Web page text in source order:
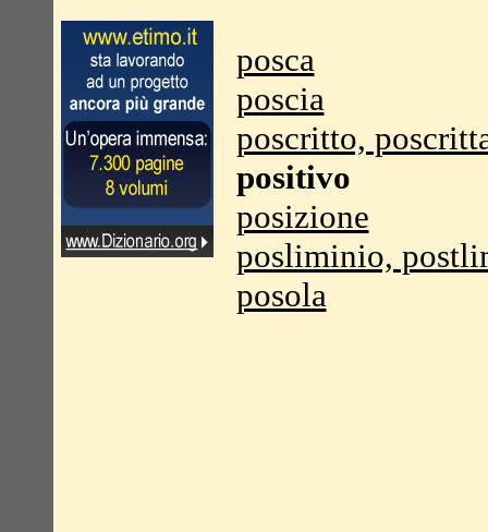
posca
poscia
poscritto,
positivo
posizione
posliminio,
posola